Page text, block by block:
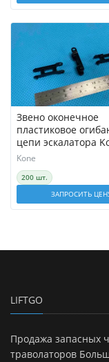
Звено оконечное
пластиковое
цепи эскалатора
KM5070649H01
Kone
200 шт.
ЗАПРОСИТЬ
LIFTGO
Продажа запасных
траволаторов